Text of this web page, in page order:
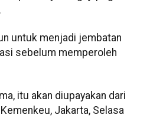
untuk menjadi jembatan
sebelum memperoleh
itu akan diupayakan dari
Jakarta, Selasa